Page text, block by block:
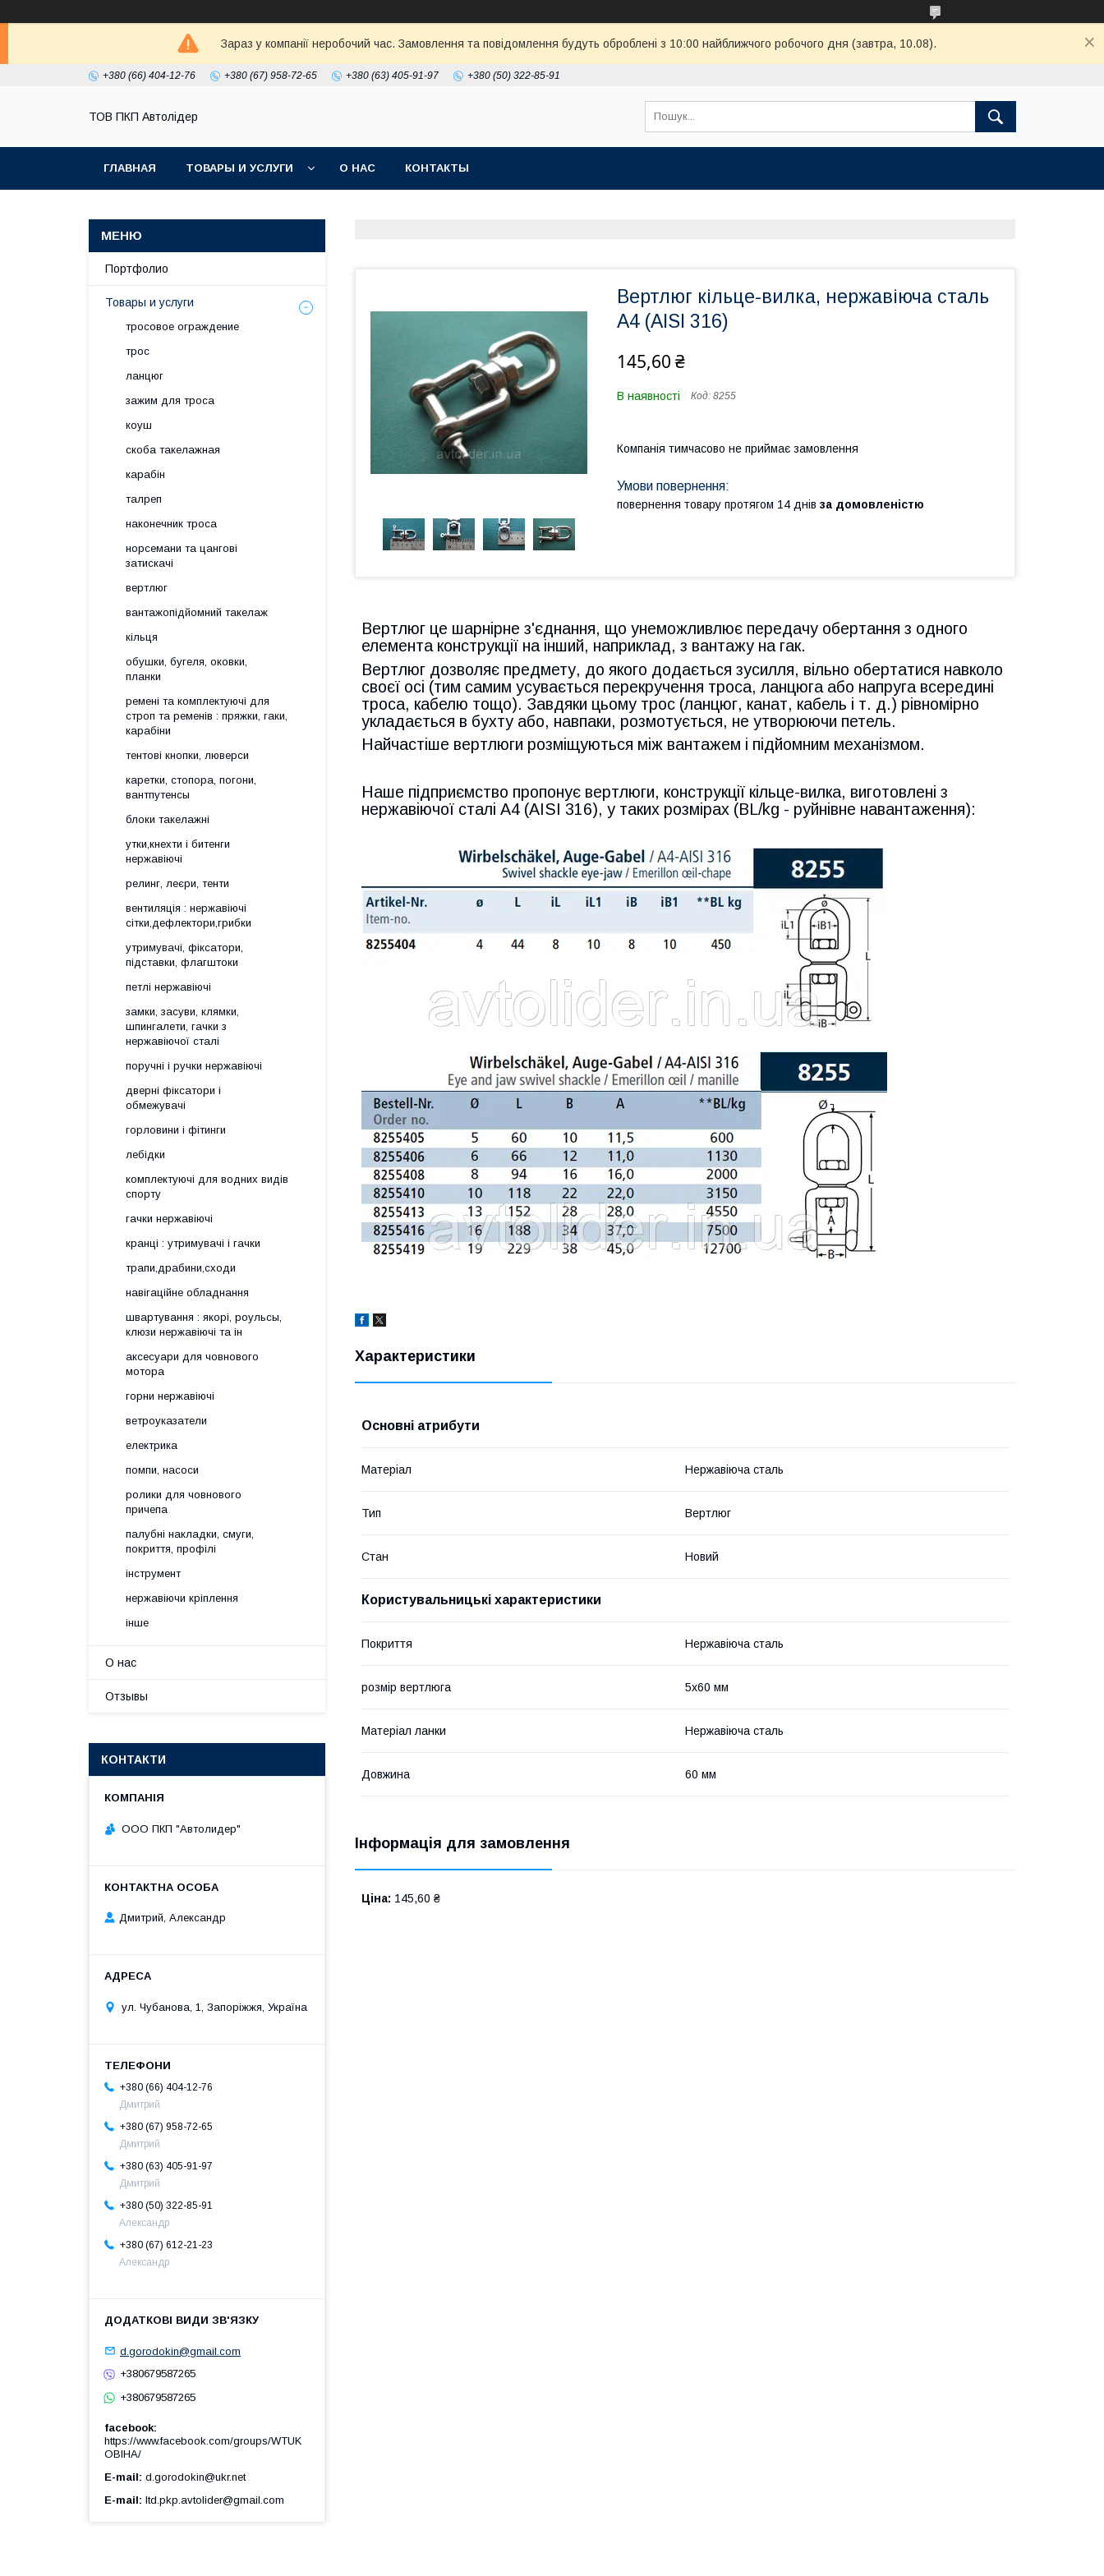
Зараз у компанії неробочий час. Замовлення та повідомлення будуть оброблені з 10:00 найближчого робочого дня (завтра, 10.08).
+380 (66) 404-12-76 +380 (67) 958-72-65 +380 (63) 405-91-97 +380 (50) 322-85-91
ТОВ ПКП Автолідер
ГЛАВНАЯ ТОВАРЫ И УСЛУГИ О НАС КОНТАКТЫ
Вертлюг кільце-вилка, нержавіюча сталь
А4 (AISI 316)
145,60 ₴
В наявності Код: 8255
Компанія тимчасово не приймає замовлення
повернення товару протягом 14 днів за домовленістю
Вертлюг це шарнірне з'єднання, що унеможливлює передачу обертання з одного
елемента конструкції на інший, наприклад, з вантажу на гак.
Вертлюг дозволяє предмету, до якого додається зусилля, вільно обертатися навколо
своєї осі (тим самим усувається перекручення троса, ланцюга або напруга всередині
троса, кабелю тощо). Завдяки цьому трос (ланцюг, канат, кабель і т. д.) рівномірно
укладається в бухту або, навпаки, розмотується, не утворюючи петель.
Найчастіше вертлюги розміщуються між вантажем і підйомним механізмом.
Наше підприємство пропонує вертлюги, конструкції кільце-вилка, виготовлені з
нержавіючої сталі А4 (AISI 316), у таких розмірах (BL/kg - руйнівне навантаження):
Характеристики
Основні атрибути
Матеріал Нержавіюча сталь
Тип Вертлюг
Стан Новий
Користувальницькі характеристики
Покриття Нержавіюча сталь
розмір вертлюга 5х60 мм
Матеріал ланки Нержавіюча сталь
Довжина 60 мм
Інформація для замовлення
Ціна: 145,60 ₴
Портфолио
Товары и услуги
тросовое ограждение
трос
ланцюг
зажим для троса
коуш
скоба такелажная
карабін
талреп
наконечник троса
норсемани та цангові
затискачі
вертлюг
вантажопідйомний такелаж
кільця
обушки, бугеля, оковки,
планки
ремені та комплектуючі для
строп та ременів : пряжки, гаки,
карабіни
тентові кнопки, люверси
каретки, стопора, погони,
вантпутенсы
блоки такелажні
утки,кнехти і битенги
нержавіючі
релинг, леєри, тенти
вентиляція : нержавіючі
сітки,дефлектори,грибки
утримувачі, фіксатори,
підставки, флагштоки
петлі нержавіючі
замки, засуви, клямки,
шпингалети, гачки з
нержавіючої сталі
поручні і ручки нержавіючі
дверні фіксатори і
обмежувачі
горловини і фітинги
лебідки
комплектуючі для водних видів
спорту
гачки нержавіючі
кранці : утримувачі і гачки
трапи,драбини,сходи
навігаційне обладнання
швартування : якорі, роульсы,
клюзи нержавіючі та ін
аксесуари для човнового
мотора
горни нержавіючі
ветроуказатели
електрика
помпи, насоси
ролики для човнового
причепа
палубні накладки, смуги,
покриття, профілі
інструмент
нержавіючи кріплення
інше
О нас
Отзывы
КОНТАКТИ
ООО ПКП "Автолидер"
Дмитрий, Александр
ул. Чубанова, 1, Запоріжжя, Україна
+380 (66) 404-12-76
Дмитрий
+380 (67) 958-72-65
Дмитрий
+380 (63) 405-91-97
Дмитрий
+380 (50) 322-85-91
Александр
+380 (67) 612-21-23
Александр
d.gorodokin@gmail.com
+380679587265
+380679587265
facebook
https://www.facebook.com/groups/WTUK
OBIHA/
E-mail d.gorodokin@ukr.net
E-mail ltd.pkp.avtolider@gmail.com